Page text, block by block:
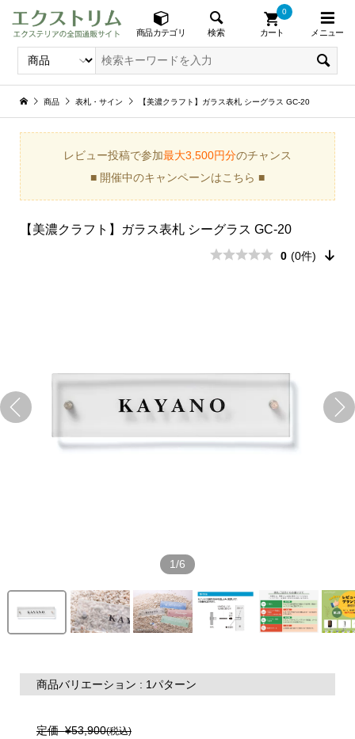
商品カテゴリ 検索 カート
0
メニュー
商品 表札・サイン 【美濃クラフト】ガラス表札 シーグラス GC-20
レビュー投稿で参加最大3,500円分のチャンス
■ 開催中のキャンペーンはこちら ■
【美濃クラフト】ガラス表札 シーグラス GC-20
0 (0件)
1/6
商品バリエーション : 1パターン
定価¥53,900(税込)